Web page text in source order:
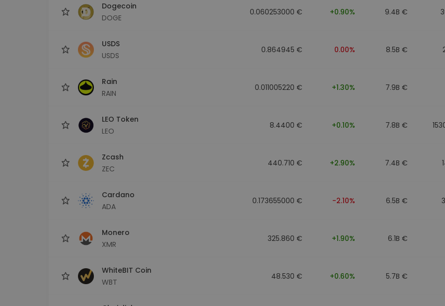
Dogecoin
DOGE
0.060253000 € +0.90% 9.4B €
USDS
USDS
0.864945 € 0.00% 8.5B €
Rain
RAIN
0.011005220 € +1.30% 7.9B €
LEO Token
LEO
8.4400 € +0.10% 7.8B €
Zcash
ZEC
440.710 € +2.90% 7.4B €
Cardano
ADA
0.173655000 € -2.10% 6.5B €
Monero
XMR
325.860 € +1.90% 6.1B €
WhiteBIT Coin
WBT
48.530 € +0.60% 5.7B €